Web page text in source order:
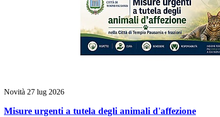
Novità 27 lug 2026
Misure urgenti a tutela degli animali d'affezione